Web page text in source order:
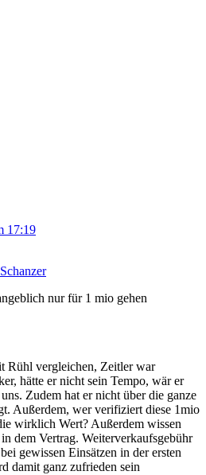
17:19
nur für 1 mio gehen
Rühl vergleichen, Zeitler war
hätte er nicht sein Tempo, wär er
Zudem hat er nicht über die ganze
Außerdem, wer verifiziert diese 1mio
wirklich Wert? Außerdem wissen
dem Vertrag. Weiterverkaufsgebühr
gewissen Einsätzen in der ersten
damit ganz zufrieden sein